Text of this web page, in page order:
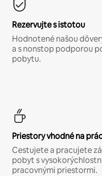
Rezervujte s istotou
Hodnotené našou
a s nonstop podporou
pobytu.
Priestory vhodné na
Cestujete a pracujete
pobyt s
pracovnými priestormi.